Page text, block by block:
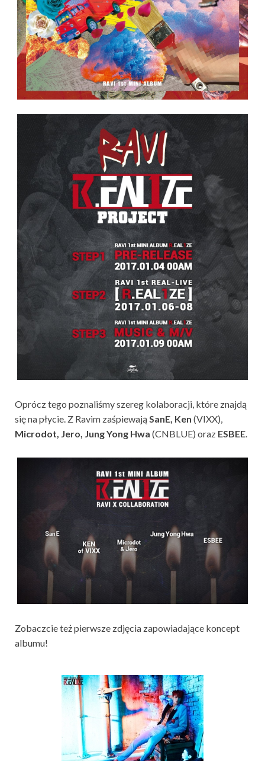
Oprócz tego poznaliśmy szereg kolaboracji, które znajdą
się na płycie. Z Ravim zaśpiewają SanE, Ken (VIXX),
Microdot, Jero, Jung Yong Hwa (CNBLUE) oraz ESBEE
Zobaczcie też pierwsze zdjęcia zapowiadające koncept
albumu!